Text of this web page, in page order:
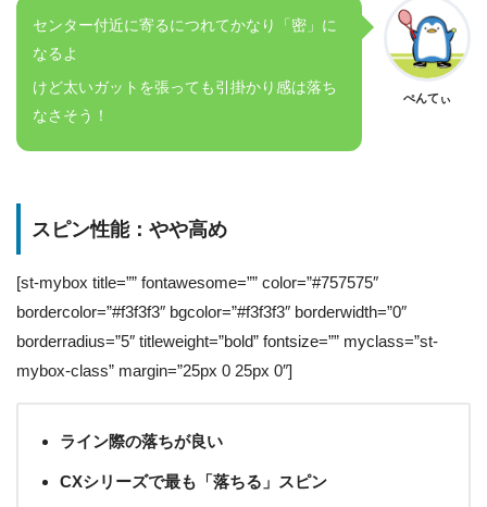
センター付近に寄るにつれてかなり「密」に
なるよ
けど太いガットを張っても引掛かり感は落ち
なさそう！
ぺんてぃ
スピン性能：やや高め
[st-mybox title=”” fontawesome=”” color=”#757575″
bordercolor=”#f3f3f3″ bgcolor=”#f3f3f3″ borderwidth=”0″
borderradius=”5″ titleweight=”bold” fontsize=”” myclass=”st-
mybox-class” margin=”25px 0 25px 0″]
ライン際の落ちが良い
CXシリーズで最も「落ちる」スピン